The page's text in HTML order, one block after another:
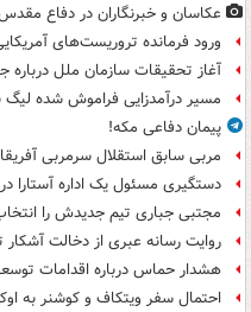
عکاسان و خبرنگاران در دفاع
ورود فرمانده تروریست‌های
آغاز تحقیقات سازمان ملل
مسیر درآمدزایی فراموش شده لیگ
پیمان دفاعی مکه!
مربی سابق استقلال سرمربی
دستگیری مسئول یک اداره آستارا
مجتبی جباری تیم جدیدش را
روایت رسانه عبری از دخالت آشکار
هشدار حماس درباره اقدامات
احتمال سفر ویتکاف و کوشنر به